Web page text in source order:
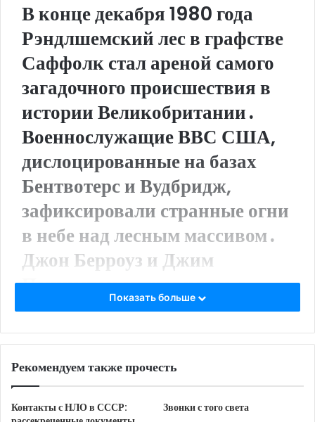
В конце декабря 1980 года
Рэндлшемский лес в графстве
Саффолк стал ареной самого
загадочного происшествия в
истории Великобритании․
Военнослужащие ВВС США,
дислоцированные на базах
Бентвотерс и Вудбридж,
зафиксировали странные огни
в небе над лесным массивом․
Джон Берроуз и Джим
Пеннистон отправились в
патруль для проверки
возможного падения
Вместо обломков самолета они
обнаружили в лесу
Показать больше
Рекомендуем также прочесть
Контакты с НЛО в СССР:
Звонки с того света